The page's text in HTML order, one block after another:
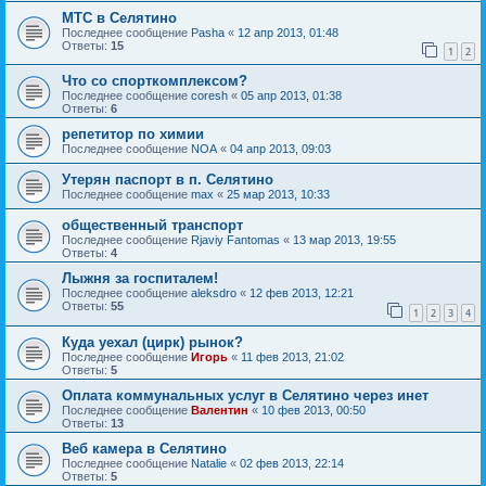
МТС в Селятино
Последнее сообщение Pasha « 12 апр 2013, 01:48
Ответы: 15 1 2
Что со спорткомплексом?
Последнее сообщение coresh « 05 апр 2013, 01:38
Ответы: 6
репетитор по химии
Последнее сообщение NOA « 04 апр 2013, 09:03
Утерян паспорт в п. Селятино
Последнее сообщение max « 25 мар 2013, 10:33
общественный транспорт
Последнее сообщение Rjaviy Fantomas « 13 мар 2013, 19:55
Ответы: 4
Лыжня за госпиталем!
Последнее сообщение aleksdro « 12 фев 2013, 12:21
Ответы: 55 1 2 3 4
Куда уехал (цирк) рынок?
Последнее сообщение Игорь « 11 фев 2013, 21:02
Ответы: 5
Оплата коммунальных услуг в Селятино через инет
Последнее сообщение Валентин « 10 фев 2013, 00:50
Ответы: 13
Веб камера в Селятино
Последнее сообщение Natalie « 02 фев 2013, 22:14
Ответы: 5